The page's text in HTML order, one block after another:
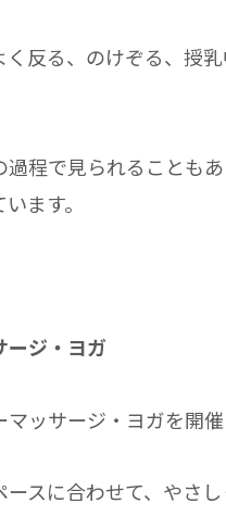
く反る、のけぞる、授
過程で見られることも
ます。
ージ・ヨガ
マッサージ・ヨガを開催
スに合わせて、やさ